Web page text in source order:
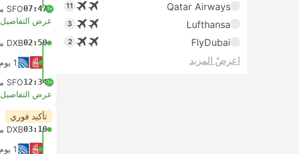
Qatar Airways
11
Lufthansa
3
FlyDubai
2
اعرضْ المزيد
+1
07:47SFO مطار سان فرانسيسكو
عرض التفاصيل
02:50DXB مطار دبي الدولي
+1
12:34SFO مطار سان فرانسيسكو
عرض التفاصيل
تأكيد فوري
03:10DXB مطار دبي الدولي